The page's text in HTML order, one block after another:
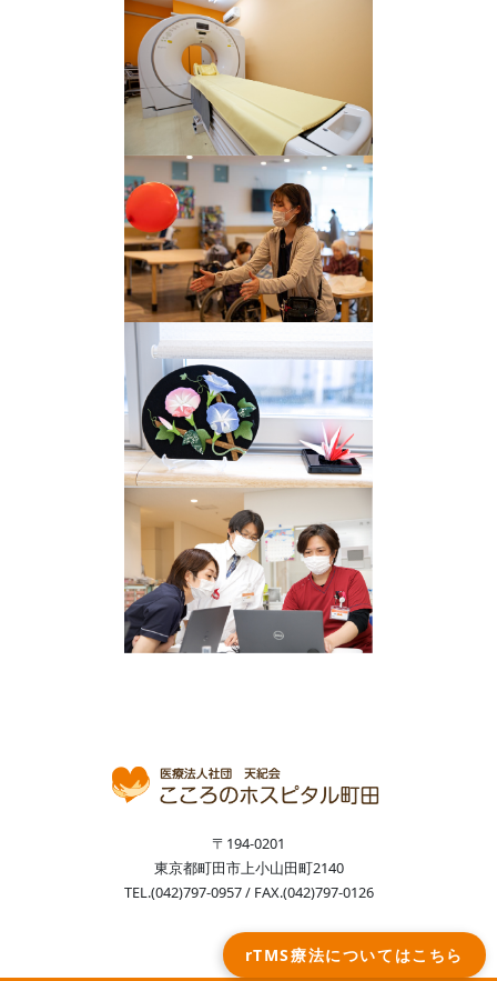
rTMS療法についてはこちら
〒194-0201
東京都町田市上小山田町2140
TEL.(042)797-0957 / FAX.(042)797-0126